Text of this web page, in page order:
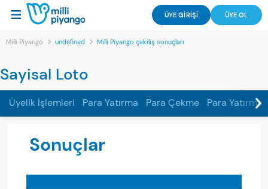
ÜYE GİRİŞİ ÜYE OL
Milli Piyango undefined Milli Piyango çekiliş sonuçları
Sayisal Loto
Üyelik İşlemleri Para Yatırma Para Çekme Para Yatırma
Sonuçlar